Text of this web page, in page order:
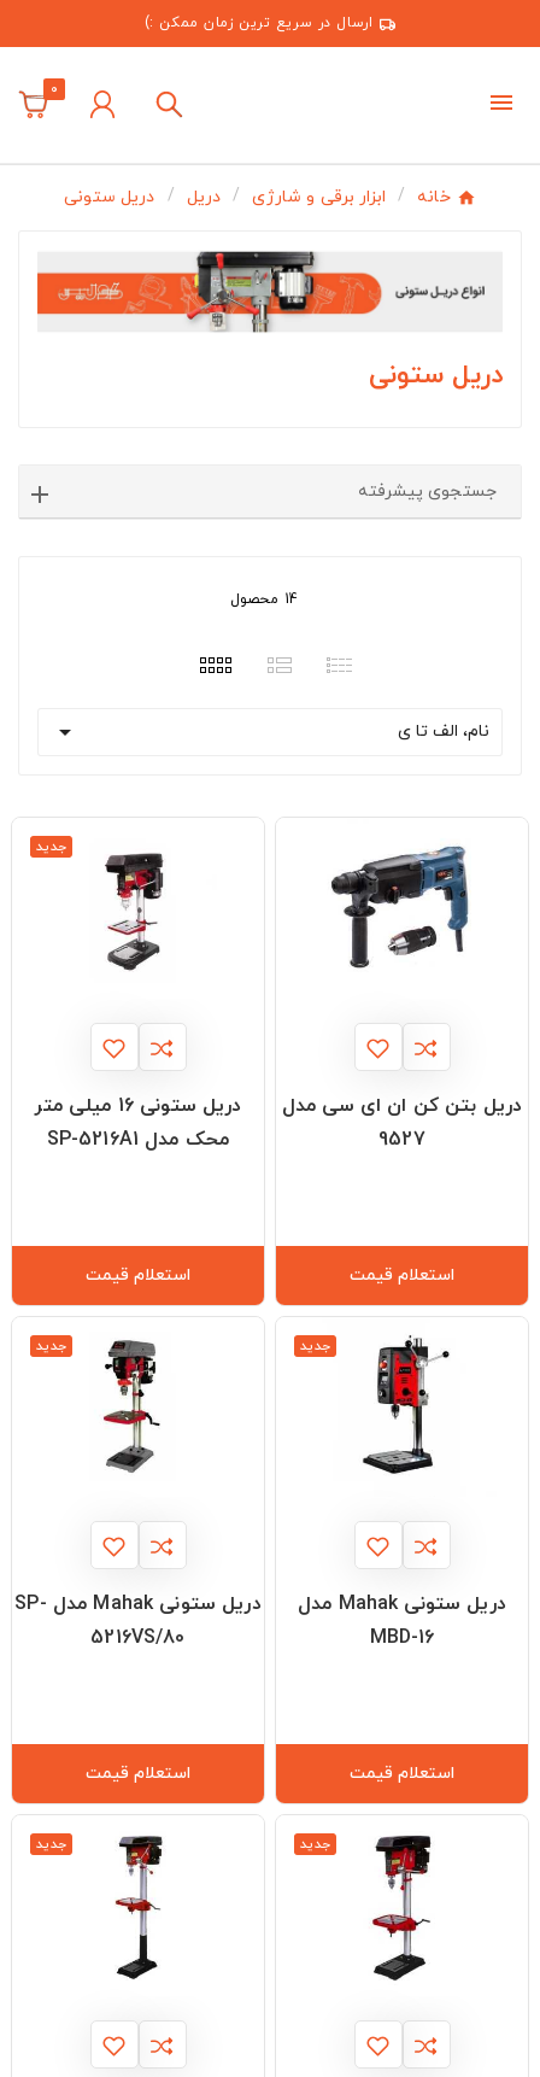
ارسال در سریع ترین زمان ممکن :)
0
خانه ابزار برقی و شارژی دریل دریل ستونی
دریل ستونی
جستجوی پیشرفته
14 محصول
نام، الف تا ی 
دریل بتن کن ان ای سی مدل
9527
استعلام قیمت
جدید
دریل ستونی 16 میلی متر
محک مدل SP-5216A1
استعلام قیمت
جدید
دریل ستونی Mahak مدل
MBD-16
استعلام قیمت
جدید
دریل ستونی Mahak مدل SP-
5216VS/80
استعلام قیمت
جدید جدید